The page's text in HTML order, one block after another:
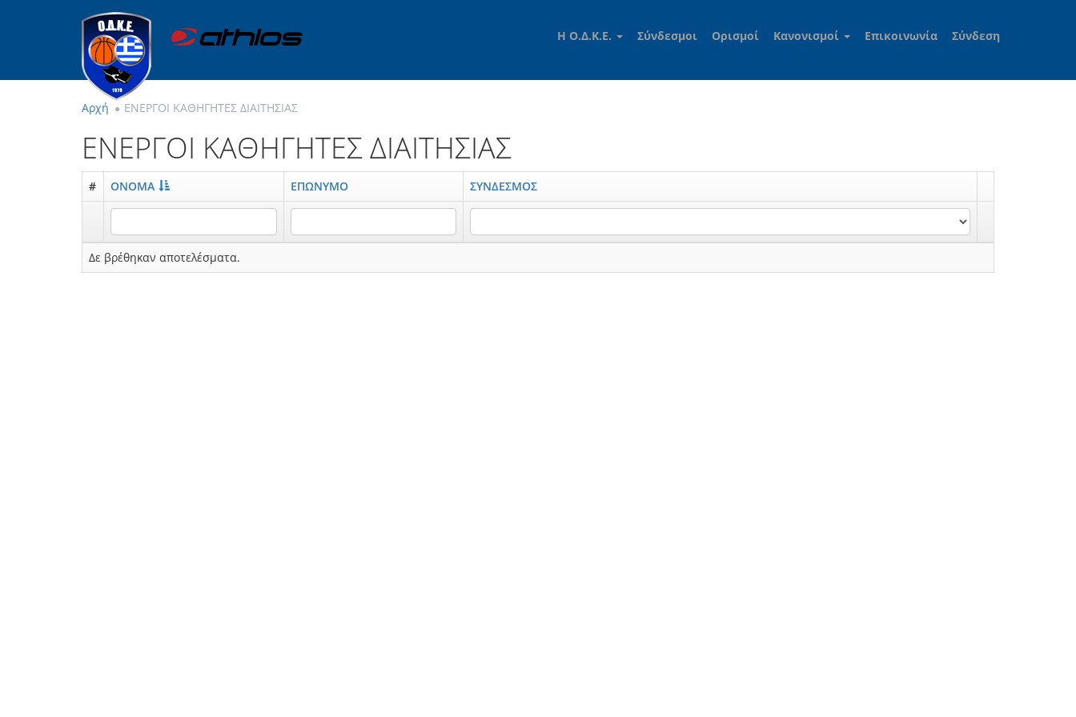
Η Ο.Δ.Κ.Ε. Σύνδεσμοι Ορισμοί Κανονισμοί Επικοινωνία Σύνδεση
Αρχή ΕΝΕΡΓΟΙ ΚΑΘΗΓΗΤEΣ ΔΙΑΙΤΗΣΙΑΣ
ΕΝΕΡΓΟΙ ΚΑΘΗΓΗΤEΣ ΔΙΑΙΤΗΣΙΑΣ
# ΟΝΟΜΑ ΕΠΩΝΥΜΟ ΣΥΝΔΕΣΜΟΣ
Δε βρέθηκαν αποτελέσματα.